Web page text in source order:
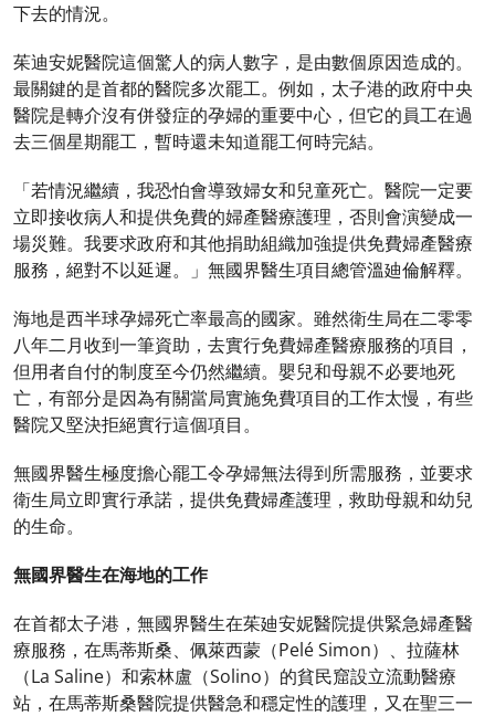
下去的情況。
茱迪安妮醫院這個驚人的病人數字，是由數個原因造成的。
最關鍵的是首都的醫院多次罷工。例如，太子港的政府中央
醫院是轉介沒有併發症的孕婦的重要中心，但它的員工在過
去三個星期罷工，暫時還未知道罷工何時完結。
「若情況繼續，我恐怕會導致婦女和兒童死亡。醫院一定要
立即接收病人和提供免費的婦產醫療護理，否則會演變成一
場災難。我要求政府和其他捐助組織加強提供免費婦產醫療
服務，絕對不以延遲。」無國界醫生項目總管溫廸倫解釋。
海地是西半球孕婦死亡率最高的國家。雖然衛生局在二零零
八年二月收到一筆資助，去實行免費婦產醫療服務的項目，
但用者自付的制度至今仍然繼續。嬰兒和母親不必要地死
亡，有部分是因為有關當局實施免費項目的工作太慢，有些
醫院又堅決拒絕實行這個項目。
無國界醫生極度擔心罷工令孕婦無法得到所需服務，並要求
衛生局立即實行承諾，提供免費婦產護理，救助母親和幼兒
的生命。
無國界醫生在海地的工作
在首都太子港，無國界醫生在茱廸安妮醫院提供緊急婦產醫
療服務，在馬蒂斯桑、佩萊西蒙（Pelé Simon）、拉薩林
（La Saline）和索林盧（Solino）的貧民窟設立流動醫療
站，在馬蒂斯桑醫院提供醫急和穩定性的護理，又在聖三一